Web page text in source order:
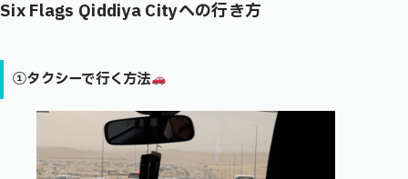
Six Flags Qiddiya Cityへの行き方
①タクシーで行く方法